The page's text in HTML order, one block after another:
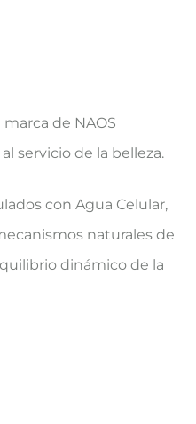
de NAOS
servicio de la belleza.
con Agua Celular,
naturales de
dinámico de la